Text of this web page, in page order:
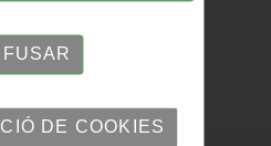
DE COOKIES